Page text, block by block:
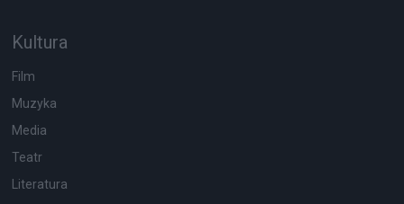
Kultura
Film
Muzyka
Media
Teatr
Literatura